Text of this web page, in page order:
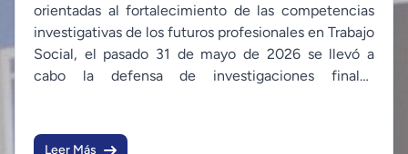
orientadas al fortalecimiento de las competencias
investigativas de los futuros profesionales en Trabajo
Social, el pasado 31 de mayo de 2026 se llevó a
cabo la defensa de investigaciones finales
2026 desarrollado con estudiantes egresados para
Leer Más